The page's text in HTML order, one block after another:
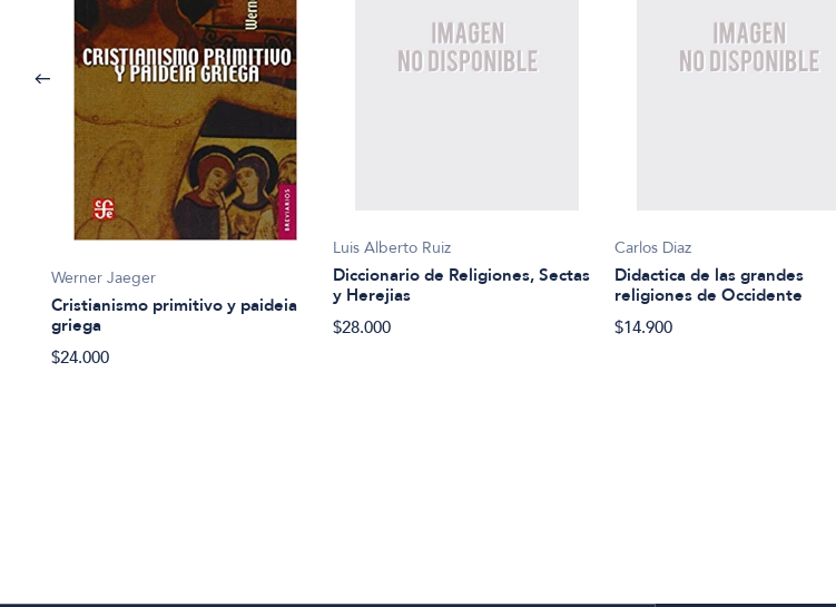
Werner Jaeger
Cristianismo primitivo y paideia
griega
$24.000
Luis Alberto Ruiz
Diccionario de Religiones, Sectas
y Herejias
$28.000
Carlos Diaz
Didactica de las grandes
religiones de Occidente
$14.900